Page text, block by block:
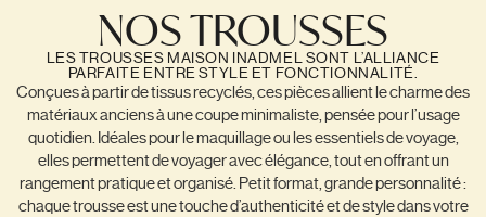
NOS TROUSSES
LES TROUSSES MAISON INADMEL SONT L’ALLIANCE
PARFAITE ENTRE STYLE ET FONCTIONNALITÉ.
Conçues à partir de tissus recyclés, ces pièces allient le charme des
matériaux anciens à une coupe minimaliste, pensée pour l’usage
quotidien. Idéales pour le maquillage ou les essentiels de voyage,
elles permettent de voyager avec élégance, tout en offrant un
rangement pratique et organisé. Petit format, grande personnalité :
chaque trousse est une touche d’authenticité et de style dans votre